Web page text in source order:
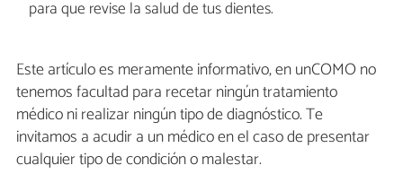
para que revise la salud de tus dientes.
Este artículo es meramente informativo, en unCOMO no
tenemos facultad para recetar ningún tratamiento
médico ni realizar ningún tipo de diagnóstico. Te
invitamos a acudir a un médico en el caso de presentar
cualquier tipo de condición o malestar.